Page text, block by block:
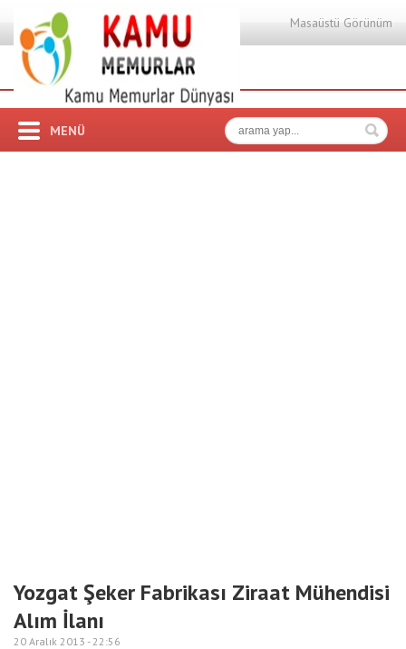
Masaüstü Görünüm
MENÜ
Yozgat Şeker Fabrikası Ziraat Mühendisi
Alım İlanı
20 Aralık 2013 -22:56